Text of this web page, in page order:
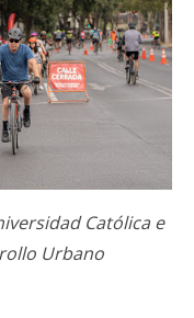
Católica e
Urbano